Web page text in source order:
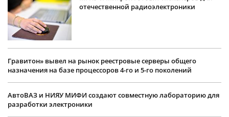
отечественной радиоэлектроники
Гравитон» вывел на рынок реестровые серверы общего
назначения на базе процессоров 4-го и 5-го поколений
АвтоВАЗ и НИЯУ МИФИ создают совместную лабораторию для
разработки электроники